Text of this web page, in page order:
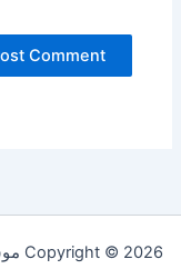
Copyright © 2026 موسوعة دار الطب | Powered by